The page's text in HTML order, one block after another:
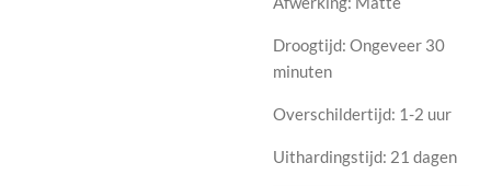
Droogtijd: Ongeveer 30
minuten
Overschildertijd: 1-2 uur
Uithardingstijd: 21 dagen